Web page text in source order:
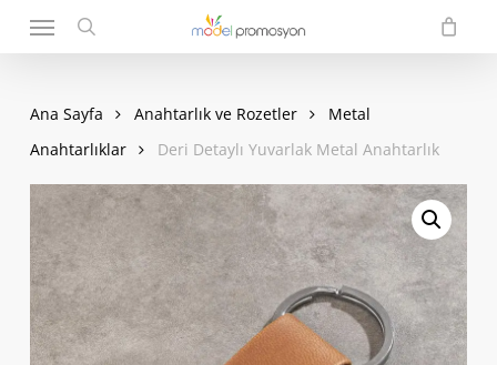
search
Menu
Ana Sayfa Anahtarlık ve Rozetler
Metal
Anahtarlıklar
Deri Detaylı Yuvarlak Metal Anahtarlık